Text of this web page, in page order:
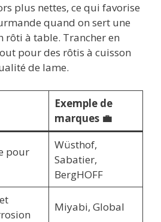
plus nettes, ce qui favorise
quand on sert une
à table. Trancher en
pour des rôtis à cuisson
de lame.
Exemple de
marques 💼
pour
Wüsthof,
Sabatier,
BergHOFF
Miyabi, Global